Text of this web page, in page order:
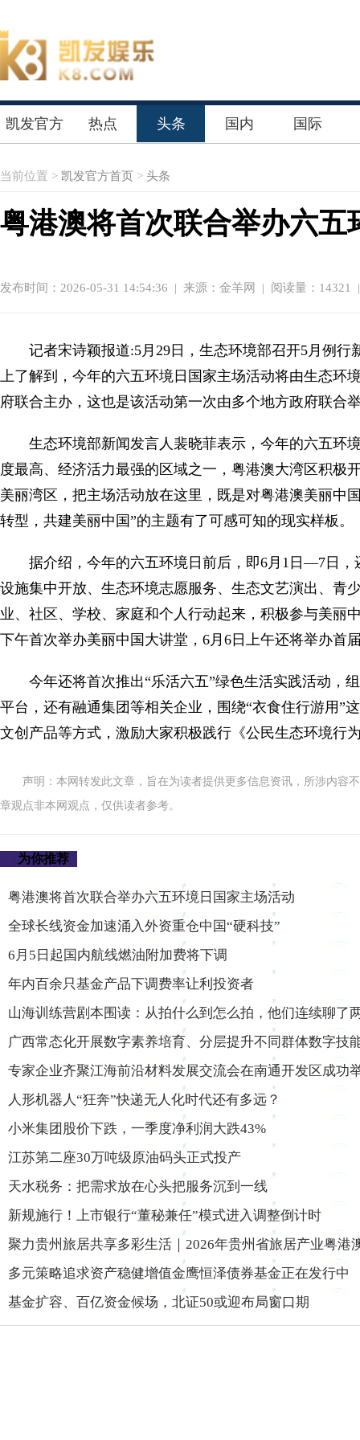
凯发官方 热点 头条 国内 国际
当前位置 > 凯发官方首页 > 头条
粤港澳将首次联合举办六
发布时间：2026-05-31 14:54:36 | 来源：金羊网 | 阅读量：
记者宋诗颖报道:5月29日，生态环境部召开5月例
上了解到，今年的六五环境日国家主场活动将由生态环
府联合主办，这也是该活动第一次由多个地方政府联合
生态环境部新闻发言人裴晓菲表示，今年的六五环
度最高、经济活力最强的区域之一，粤港澳大湾区积极
美丽湾区，把主场活动放在这里，既是对粤港澳美丽中
转型，共建美丽中国”的主题有了可感可知的现实样板。
据介绍，今年的六五环境日前后，即6月1日—7日
设施集中开放、生态环境志愿服务、生态文艺演出、青
业、社区、学校、家庭和个人行动起来，积极参与美丽
下午首次举办美丽中国大讲堂，6月6日上午还将举办首
今年还将首次推出“乐活六五”绿色生活实践活动，
平台，还有融通集团等相关企业，围绕“衣食住行游用”
文创产品等方式，激励大家积极践行《公民生态环境行
声明：本网转发此文章，旨在为读者提供更多信息资讯，所涉内容
章观点非本网观点，仅供读者参考。
为你推荐
粤港澳将首次联合举办六五环境日国家主场活动
全球长线资金加速涌入外资重仓中国“硬科技”
6月5日起国内航线燃油附加费将下调
年内百余只基金产品下调费率让利投资者
山海训练营剧本围读：从拍什么到怎么拍，他们连续聊了
广西常态化开展数字素养培育、分层提升不同群体数字
专家企业齐聚江海前沿材料发展交流会在南通开发区成功
人形机器人“狂奔”快递无人化时代还有多远？
小米集团股价下跌，一季度净利润大跌43%
江苏第二座30万吨级原油码头正式投产
天水税务：把需求放在心头把服务沉到一线
新规施行！上市银行“董秘兼任”模式进入调整倒计时
聚力贵州旅居共享多彩生活｜2026年贵州省旅居产业粤港
多元策略追求资产稳健增值金鹰恒泽债券基金正在发行中
基金扩容、百亿资金候场，北证50或迎布局窗口期